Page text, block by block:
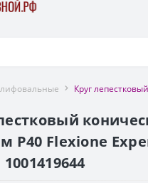
Круг
Р40 Flexione